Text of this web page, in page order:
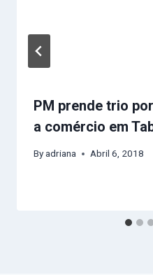
PM prende trio
a comércio em
Byadriana Abril 6, 2018